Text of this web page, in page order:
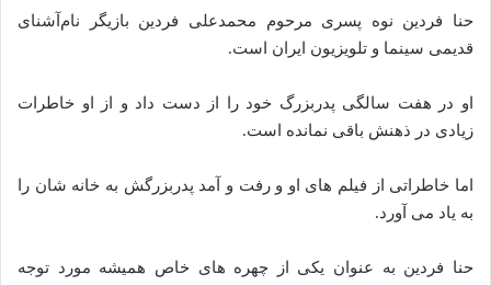
حنا فردین نوه پسری مرحوم محمدعلی فردین بازیگر نام‌آشنای
قدیمی سینما و تلویزیون ایران است.
او در هفت سالگی پدربزرگ خود را از دست داد و از او خاطرات
زیادی در ذهنش باقی نمانده است.
اما خاطراتی از فیلم های او و رفت و آمد پدربزرگش به خانه شان را
به یاد می آورد.
حنا فردین به عنوان یکی از چهره های خاص همیشه مورد توجه